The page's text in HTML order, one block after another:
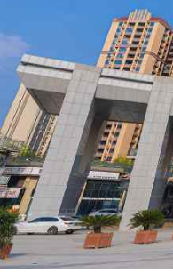
学院领导
办学理念
办学特色
校园风貌